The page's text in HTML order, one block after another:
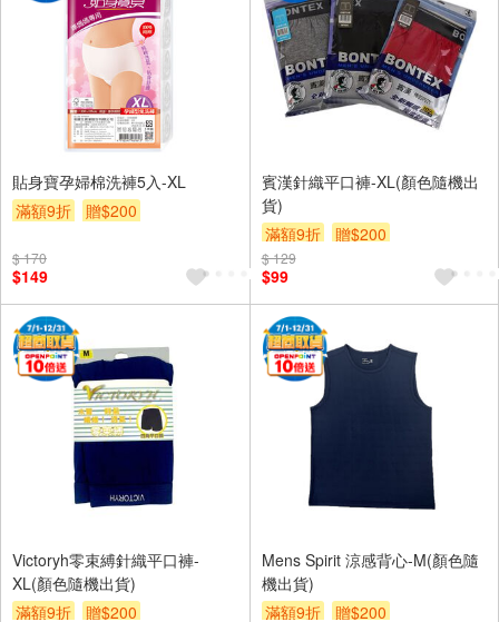
貼身寶孕婦棉洗褲5入-XL
滿額9折
贈$200
$ 170
$149
賓漢針織平口褲-XL(顏色隨機出
貨)
滿額9折
贈$200
$ 129
$99
Victoryh零束縛針織平口褲-
XL(顏色隨機出貨)
滿額9折
贈$200
Mens Spirit 涼感背心-M(顏色隨
機出貨)
滿額9折
贈$200